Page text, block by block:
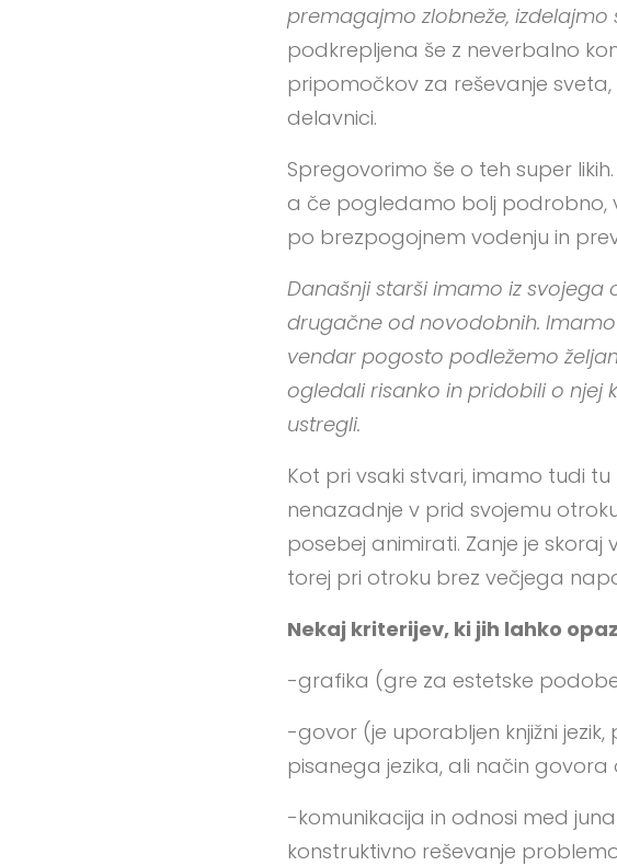
premagajmo zlobneže, izdelajmo
podkrepljena še z neverbalno
pripomočkov za reševanje
delavnici.
Spregovorimo še o teh super
a če pogledamo bolj podrobno,
po brezpogojnem vodenju in
Današnji starši imamo iz svojega
drugačne od novodobnih.
vendar pogosto podležemo
ogledali risanko in pridobili o njej
ustregli.
Kot pri vsaki stvari, imamo tudi tu
nenazadnje v prid svojemu
posebej animirati. Zanje je
torej pri otroku brez večjega
Nekaj kriterijev, ki jih lahko
-grafika (gre za estetske
-govor (je uporabljen knjižni
pisanega jezika, ali način
-komunikacija in odnosi med
konstruktivno reševanje